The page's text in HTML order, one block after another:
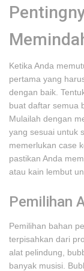
Ketika Anda
pertama yang
dengan baik.
buat daftar semua
Mulailah dengan
yang sesuai untuk
memerlukan case
pastikan Anda
atau kain lembut
Pemilihan
Pemilihan bahan
terpisahkan dari
alat pelindung,
banyak musisi.